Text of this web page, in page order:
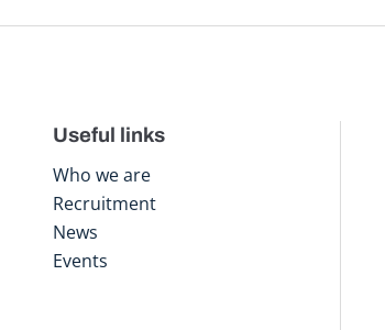
Useful links
Who we are
Recruitment
News
Events